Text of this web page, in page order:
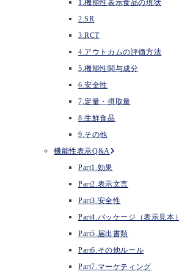
1.機能性表示食品の現状
2.SR
3.RCT
4.アウトカムの評価方法
5.機能性関与成分
6.安全性
7.定量・摂取量
8.生鮮食品
9.その他
機能性表示Q&A
Part1.効果
Part2.表示文言
Part3.安全性
Part4.パッケージ（表示見本）
Part5.届出書類
Part6.その他ルール
Part7.マーケティング